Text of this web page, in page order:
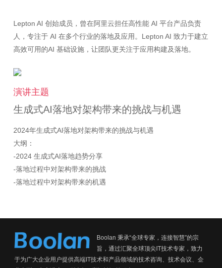
Lepton AI 创始成员，曾在阿里云担任高性能 AI 平台产品负责
人，专注于 AI 在多个行业的落地及应用。Lepton AI 致力于建立
演讲主题
生成式AI落地对架构带来的挑战与机遇
2024年生成式AI落地对架构带来的挑战与机遇
大纲：
-2024 生成式AI落地趋势分享
-落地过程中对架构带来的挑战
-落地过程中对架构带来的机遇
Boolan 秉承“全球专家，连接智慧”的宗
旨，通过汇聚全球顶尖IT技术专家，致力
于为广大企业用户提供高端IT技术和产品领域的技术咨询、技术会议、企